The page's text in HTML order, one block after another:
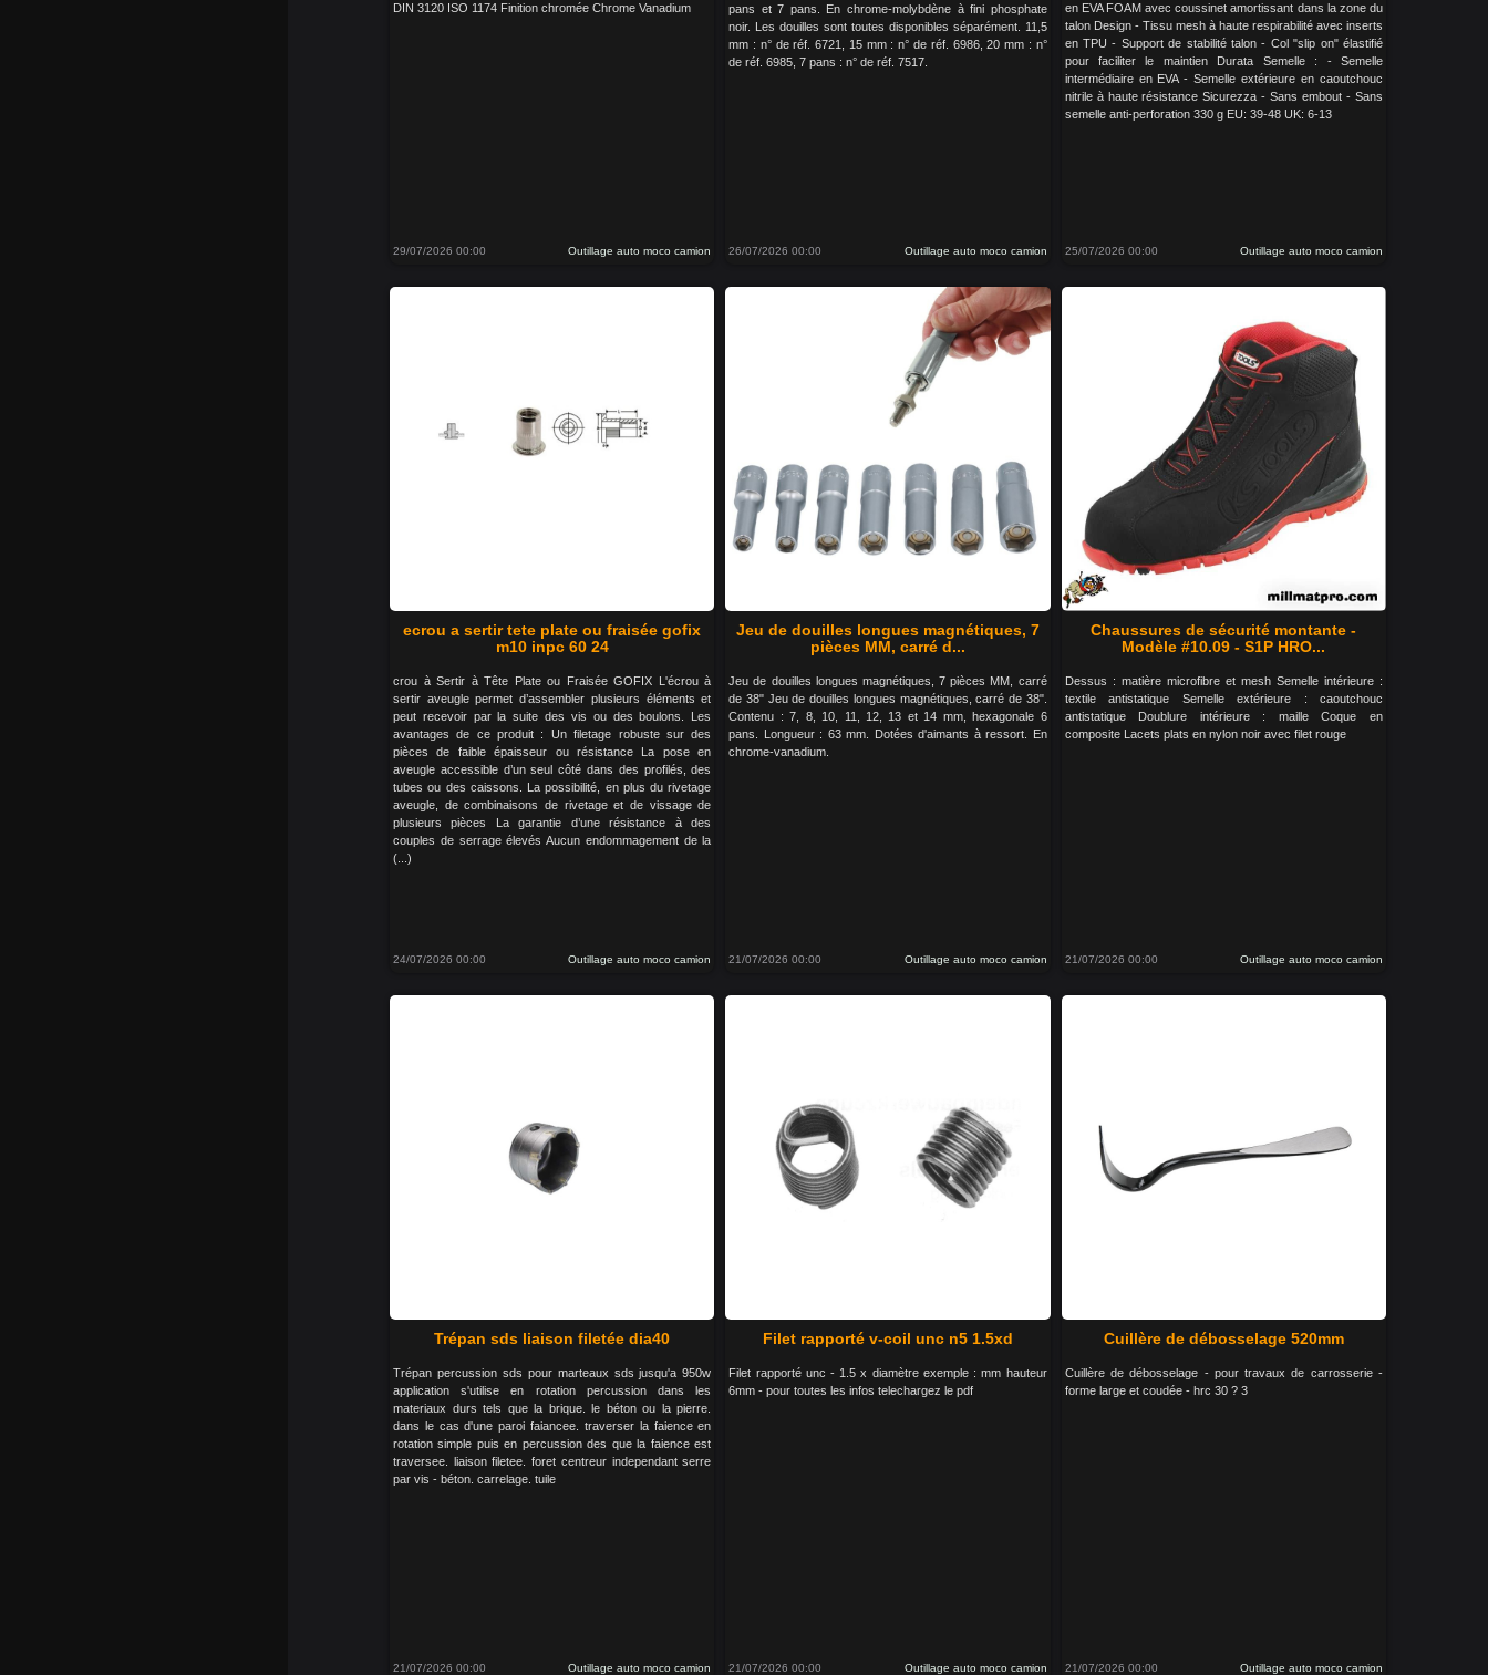
DIN 3120 ISO 1174 Finition chromée Chrome Vanadium
29/07/2026 00:00 Outillage auto moco camion
pans et 7 pans. En chrome-molybdène à fini phosphate
noir. Les douilles sont toutes disponibles séparément. 11,5
mm : n° de réf. 6721, 15 mm : n° de réf. 6986, 20 mm : n°
de réf. 6985, 7 pans : n° de réf. 7517.
26/07/2026 00:00 Outillage auto moco camion
en EVA FOAM avec coussinet amortissant dans la zone du
talon Design - Tissu mesh à haute respirabilité avec inserts
en TPU - Support de stabilité talon - Col "slip on" élastifié
pour faciliter le maintien Durata Semelle : - Semelle
intermédiaire en EVA - Semelle extérieure en caoutchouc
nitrile à haute résistance Sicurezza - Sans embout - Sans
semelle anti-perforation 330 g EU: 39-48 UK: 6-13
25/07/2026 00:00 Outillage auto moco camion
ecrou a sertir tete plate ou fraisée gofix
m10 inpc 60 24
crou à Sertir à Tête Plate ou Fraisée GOFIX L'écrou à
sertir aveugle permet d’assembler plusieurs éléments et
peut recevoir par la suite des vis ou des boulons. Les
avantages de ce produit : Un filetage robuste sur des
pièces de faible épaisseur ou résistance La pose en
aveugle accessible d’un seul côté dans des profilés, des
tubes ou des caissons. La possibilité, en plus du rivetage
aveugle, de combinaisons de rivetage et de vissage de
plusieurs pièces La garantie d’une résistance à des
couples de serrage élevés Aucun endommagement de la
(...)
24/07/2026 00:00 Outillage auto moco camion
Jeu de douilles longues magnétiques, 7
pièces MM, carré d...
Jeu de douilles longues magnétiques, 7 pièces MM, carré
de 38" Jeu de douilles longues magnétiques, carré de 38".
Contenu : 7, 8, 10, 11, 12, 13 et 14 mm, hexagonale 6
pans. Longueur : 63 mm. Dotées d'aimants à ressort. En
chrome-vanadium.
21/07/2026 00:00 Outillage auto moco camion
Chaussures de sécurité montante -
Modèle #10.09 - S1P HRO...
Dessus : matière microfibre et mesh Semelle intérieure :
textile antistatique Semelle extérieure : caoutchouc
antistatique Doublure intérieure : maille Coque en
composite Lacets plats en nylon noir avec filet rouge
21/07/2026 00:00 Outillage auto moco camion
Trépan sds liaison filetée dia40
Trépan percussion sds pour marteaux sds jusqu'a 950w
application s'utilise en rotation percussion dans les
materiaux durs tels que la brique. le béton ou la pierre.
dans le cas d'une paroi faiancee. traverser la faience en
rotation simple puis en percussion des que la faience est
traversee. liaison filetee. foret centreur independant serre
par vis - béton. carrelage. tuile
21/07/2026 00:00 Outillage auto moco camion
Filet rapporté v-coil unc n5 1.5xd
Filet rapporté unc - 1.5 x diamètre exemple : mm hauteur
6mm - pour toutes les infos telechargez le pdf
21/07/2026 00:00 Outillage auto moco camion
Cuillère de débosselage 520mm
Cuillère de débosselage - pour travaux de carrosserie -
forme large et coudée - hrc 30 ? 3
21/07/2026 00:00 Outillage auto moco camion